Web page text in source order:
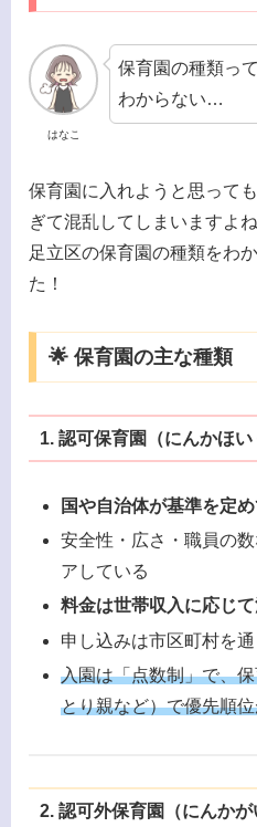
はなこ
保育園の種類っ
わからない…
保育園に入れようと思って
ぎて混乱してしまいますよ
足立区の保育園の種類をわ
た！
🌟 保育園の主な種類
1. 認可保育園（にんかほい
国や自治体が基準を定
安全性・広さ・職員の
アしている
料金は世帯収入に応じ
申し込みは市区町村を通
入園は「点数制」で、
とり親など）で優先順
2. 認可外保育園（にんかが